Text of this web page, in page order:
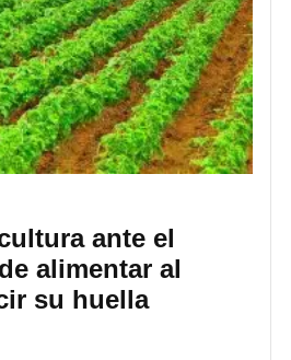
ante el
alimentar al
su huella